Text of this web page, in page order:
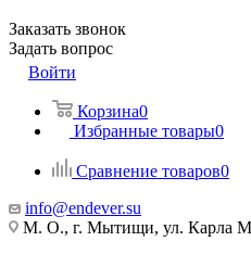
Заказать звонок
Задать вопрос
Войти
Корзина0
Избранные товары0
Сравнение товаров0
info@endever.su
М. О., г. Мытищи, ул. Карла